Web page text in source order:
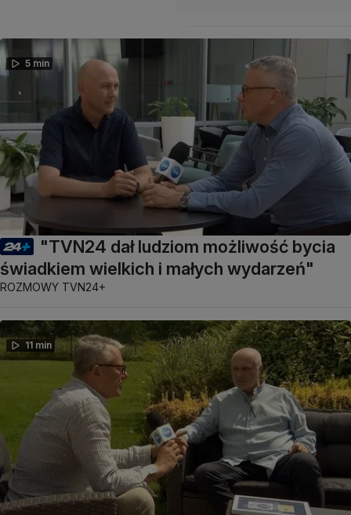
5 min
"TVN24 dał ludziom możliwość bycia
świadkiem wielkich i małych wydarzeń"
ROZMOWY TVN24+
11 min